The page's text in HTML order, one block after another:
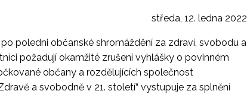
středa, 12. ledna 2022
poledni občanské shromáždění za zdraví, svobodu a
požadují okamžité zrušení vyhlášky o povinném
občany a rozdělujících společnost
a svobodně v 21. století“ vystupuje za splnění